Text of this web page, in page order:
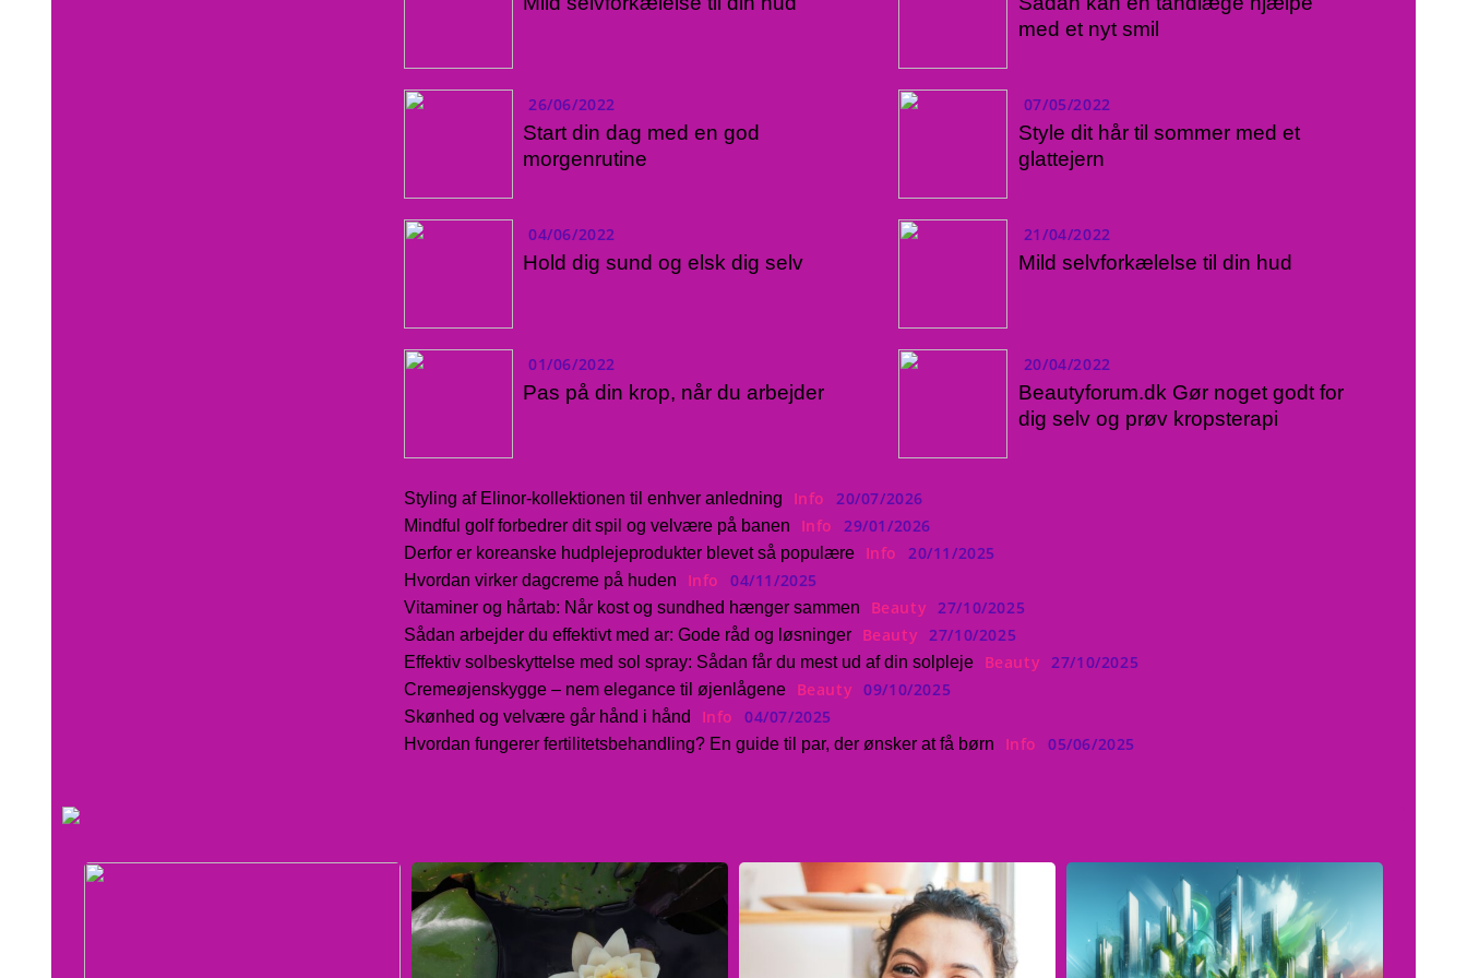
26/06/2022
Start din dag med en god
morgenrutine
04/06/2022
Hold dig sund og elsk dig selv
01/06/2022
Pas på din krop, når du arbejder
med et nyt smil
07/05/2022
Style dit hår til sommer med et
glattejern
21/04/2022
Mild selvforkælelse til din hud
20/04/2022
Beautyforum.dk Gør noget godt for
dig selv og prøv kropsterapi
Styling af Elinor-kollektionen til enhver anledning Info 20/07/2026
Mindful golf forbedrer dit spil og velvære på banen Info 29/01/2026
Derfor er koreanske hudplejeprodukter blevet så populære Info 20/11/2025
Hvordan virker dagcreme på huden Info 04/11/2025
Vitaminer og hårtab: Når kost og sundhed hænger sammen Beauty 27/10/2025
Sådan arbejder du effektivt med ar: Gode råd og løsninger Beauty 27/10/2025
Effektiv solbeskyttelse med sol spray: Sådan får du mest ud af din solpleje Beauty 27/10/2025
Cremeøjenskygge – nem elegance til øjenlågene Beauty 09/10/2025
Skønhed og velvære går hånd i hånd Info 04/07/2025
Hvordan fungerer fertilitetsbehandling? En guide til par, der ønsker at få børn Info 05/06/2025